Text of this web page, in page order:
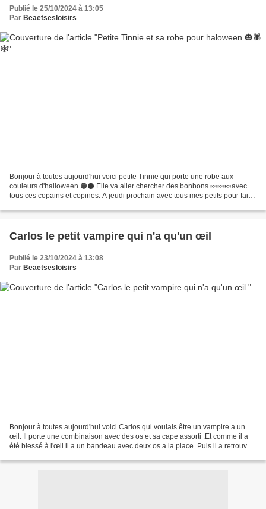
Publié le 25/10/2024 à 13:05
Par Beaetsesloisirs
Bonjour à toutes aujourd'hui voici petite Tinnie qui porte une robe aux
couleurs d'halloween.🟠⚫ Elle va aller chercher des bonbons 🍬🍬🍬avec
tous ces copains et copines. A jeudi prochain avec tous mes petits pour faire
Carlos le petit vampire qui n'a qu'un œil
Publié le 23/10/2024 à 13:08
Par Beaetsesloisirs
Bonjour à toutes aujourd'hui voici Carlos qui voulais être un vampire a un
œil. Il porte une combinaison avec des os et sa cape assorti .Et comme il a
été blessé à l'œil il a un bandeau avec deux os a la place .Puis il a retrouvé